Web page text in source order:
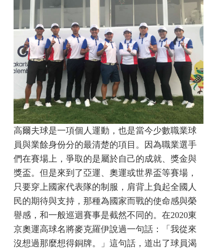
高爾夫球是一項個人運動，也是當今少數職業球
員與業餘身份分的最清楚的項目。因為職業選手
們在賽場上，爭取的是屬於自己的成就、獎金與
獎盃。但是來到了亞運、奧運或世界盃等賽場，
只要穿上國家代表隊的制服，肩背上負起全國人
民的期待與支持，那種為國家而戰的使命感與榮
譽感，和一般巡迴賽事是截然不同的。在2020東
京奧運高球名將麥克羅伊說過一句話：「我從來
沒想過那麼想得銅牌。」這句話，道出了球員渴